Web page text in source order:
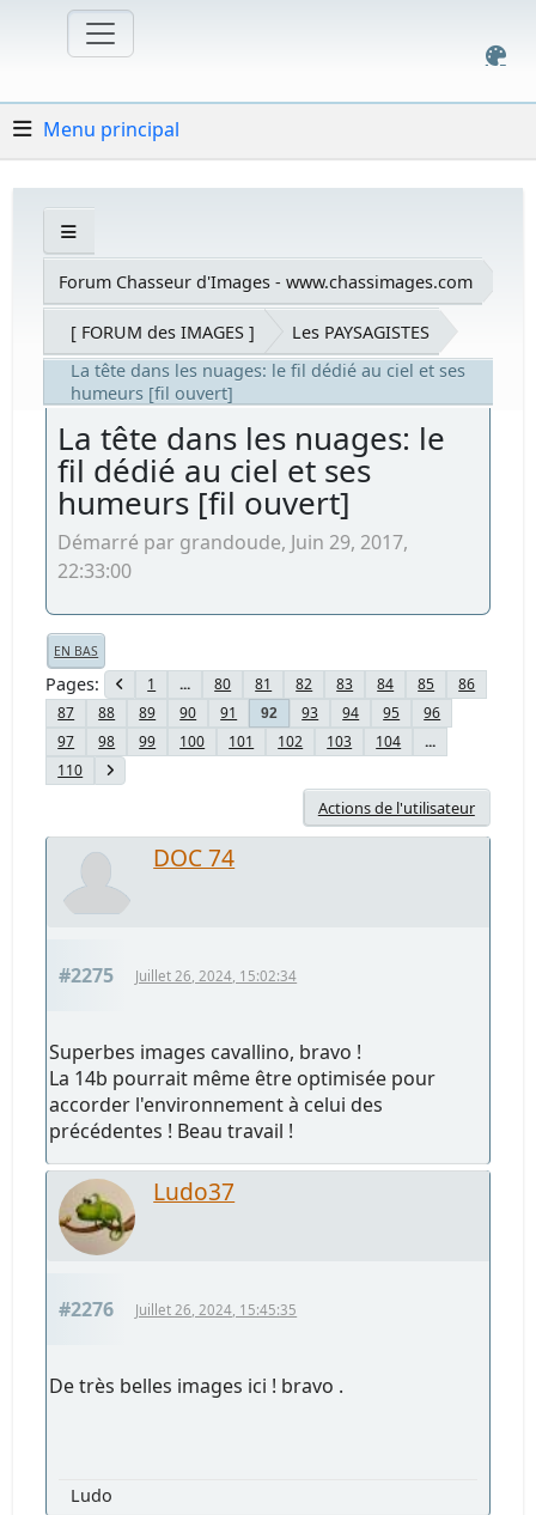
Menu principal
Forum Chasseur d'Images - www.chassimages.com
[ FORUM des IMAGES ]
Les PAYSAGISTES
La tête dans les nuages: le fil dédié au ciel et ses
humeurs [fil ouvert]
La tête dans les nuages: le
fil dédié au ciel et ses
humeurs [fil ouvert]
Démarré par grandoude, Juin 29, 2017,
22:33:00
EN BAS
Pages 1 ... 80 81 82 83 84 85
86
87
88 89 90 91 92 93 94 95
96
97
98 99 100 101 102 103 104
...
110
Actions de l'utilisateur
DOC 74
#2275 Juillet 26, 2024, 15:02:34
Superbes images cavallino, bravo !
La 14b pourrait même être optimisée pour
accorder l'environnement à celui des
précédentes ! Beau travail !
Ludo37
#2276 Juillet 26, 2024, 15:45:35
De très belles images ici ! bravo .
Ludo